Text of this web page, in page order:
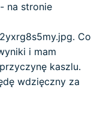
na stronie
Co
i mam
kaszlu.
wdzięczny za